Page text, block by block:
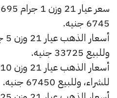
6745 جنيه.
وللبيع 33725 جنيه.
للشراء، وللبيع 67450 جنيه.